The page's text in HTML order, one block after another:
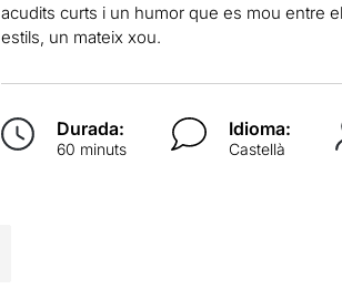
acudits curts i un humor que es mou entre
estils, un mateix xou.
Durada:
60 minuts
Idioma:
Castellà